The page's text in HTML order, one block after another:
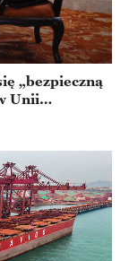
„bezpieczną
Unii